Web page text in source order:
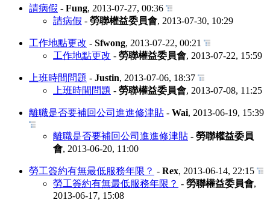
請病假 - Fung, 2013-07-27, 00:36
請病假 - 勞聯權益委員會, 2013-07-30, 10:29
工作地點更改 - Sfwong, 2013-07-22, 00:21
工作地點更改 - 勞聯權益委員會, 2013-07-22, 15:59
上班時間問題 - Justin, 2013-07-06, 18:37
上班時間問題 - 勞聯權益委員會, 2013-07-08, 11:25
離職是否要補回公司進進修津貼 - Wai, 2013-06-19, 15:39
離職是否要補回公司進進修津貼 - 勞聯權益委員
會, 2013-06-20, 11:00
勞工簽約有無最低服務年限？ - Rex, 2013-06-14, 22:15
勞工簽約有無最低服務年限？ - 勞聯權益委員會,
2013-06-17, 15:08